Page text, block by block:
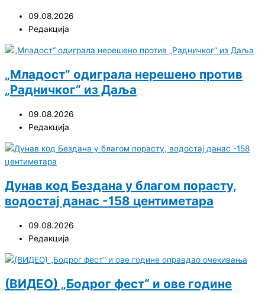
09.08.2026
Редакција
„Младост“ одиграла нерешено против
„Радничког“ из Даља
09.08.2026
Редакција
Дунав код Бездана у благом порасту,
водостај данас -158 центиметара
09.08.2026
Редакција
(ВИДЕО) „Бодрог фест“ и ове године